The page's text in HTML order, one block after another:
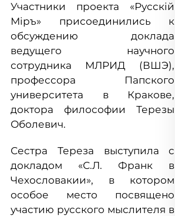
Участники проекта «Русскiй
Мiръ» присоединились к
обсуждению доклада
ведущего научного
сотрудника МЛРИД (ВШЭ),
профессора Папского
университета в Кракове,
доктора философии Терезы
Оболевич.
Сестра Тереза выступила с
докладом «С.Л. Франк в
Чехословакии», в котором
особое место посвящено
участию русского мыслителя в